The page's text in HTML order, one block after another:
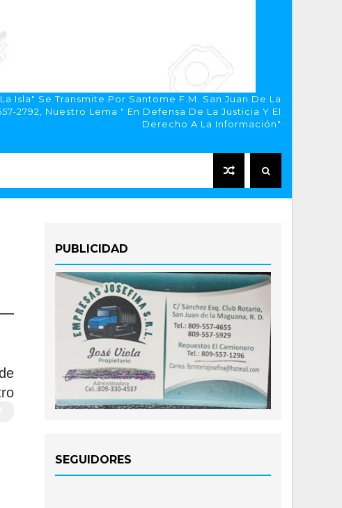
Se Transmite Por Santome F.M. San Juan De La
2792, Nuestro Lema " En Defensa De La Justicia Y El
Derecho A La Información"
PUBLICIDAD
SEGUIDORES